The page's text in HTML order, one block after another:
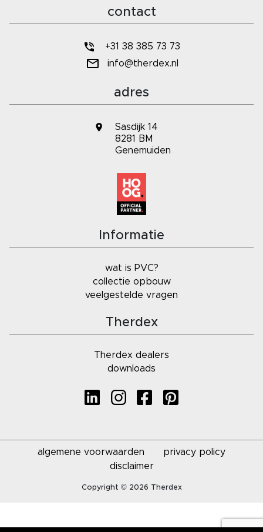
contact
+31 38 385 73 73
info@therdex.nl
adres
Sasdijk 14
8281 BM
Genemuiden
Informatie
wat is PVC?
collectie opbouw
veelgestelde vragen
Therdex
Therdex dealers
downloads
Copyright © 2026 Therdex
algemene voorwaarden
privacy policy
disclaimer